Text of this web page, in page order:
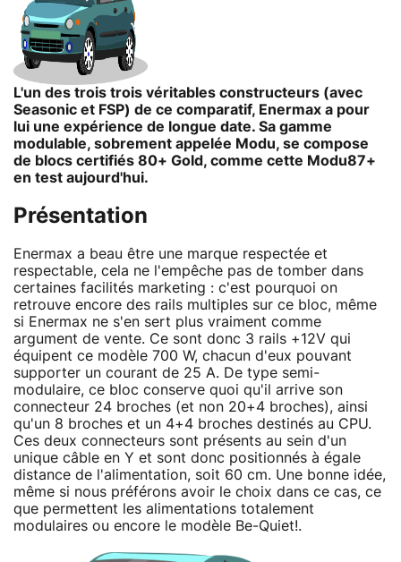
L'un des trois trois véritables constructeurs (avec
Seasonic et FSP) de ce comparatif, Enermax a pour
lui une expérience de longue date. Sa gamme
modulable, sobrement appelée Modu, se compose
de blocs certifiés 80+ Gold, comme cette Modu87+
en test aujourd'hui.
Présentation
Enermax a beau être une marque respectée et
respectable, cela ne l'empêche pas de tomber dans
certaines facilités marketing : c'est pourquoi on
retrouve encore des rails multiples sur ce bloc, même
si Enermax ne s'en sert plus vraiment comme
argument de vente. Ce sont donc 3 rails +12V qui
équipent ce modèle 700 W, chacun d'eux pouvant
supporter un courant de 25 A. De type semi-
modulaire, ce bloc conserve quoi qu'il arrive son
connecteur 24 broches (et non 20+4 broches), ainsi
qu'un 8 broches et un 4+4 broches destinés au CPU.
Ces deux connecteurs sont présents au sein d'un
unique câble en Y et sont donc positionnés à égale
distance de l'alimentation, soit 60 cm. Une bonne idée,
même si nous préférons avoir le choix dans ce cas, ce
que permettent les alimentations totalement
modulaires ou encore le modèle Be-Quiet!.